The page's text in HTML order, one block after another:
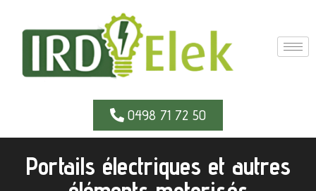
0498 71 72 50
Portails électriques et autres